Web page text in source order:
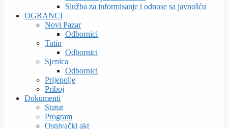
Služba za informisanje i odnose sa javnošću
OGRANCI
Novi Pazar
Odbornici
Tutin
Odbornici
Sjenica
Odbornici
Prijepolje
Priboj
Dokumenti
Statut
Program
Osnivački akt